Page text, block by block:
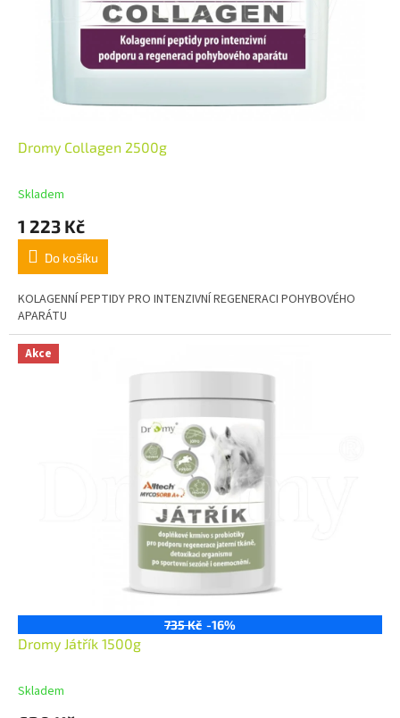
Dromy Collagen 2500g
Skladem
1 223 Kč
Do košíku
KOLAGENNÍ PEPTIDY PRO INTENZIVNÍ REGENERACI POHYBOVÉHO
APARÁTU
Akce
735 Kč -16%
Dromy Játřík 1500g
Skladem